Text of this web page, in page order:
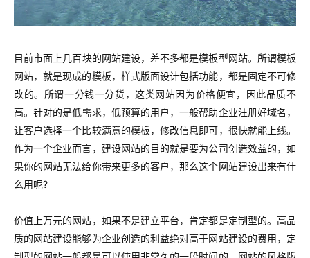
目前市面上几百块的网站建设，差不多都是模板型网站。所谓模板
网站，就是现成的模板，样式版面设计包括功能，都是固定不可修
改的。所谓一分钱一分货，这类网站因为价格便宜，因此品质不
高。针对的是低需求，低预算的用户，一般帮助企业注册好域名，
让客户选择一个比较满意的模板，修改信息即可，很快就能上线。
作为一个企业而言，建设网站的目的就是要为公司创造效益的，如
果你的网站无法给你带来更多的客户，那么这个网站建设出来有什
么用呢?
价值上万元的网站，如果不是建立平台，肯定都是定制型的。高品
质的网站建设能够为企业创造的利益绝对高于网站建设的费用，定